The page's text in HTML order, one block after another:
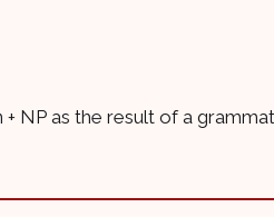
NP as the result of a